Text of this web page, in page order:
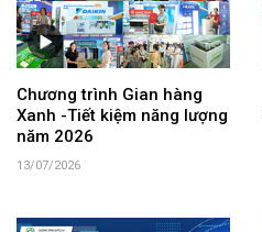
Chương trình Gian hàng
Xanh -Tiết kiệm năng lượng
năm 2026
13/07/2026